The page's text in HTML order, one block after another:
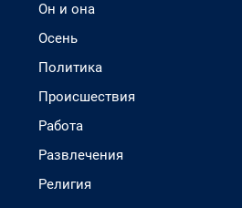
Он и она
Осень
Политика
Происшествия
Работа
Развлечения
Религия